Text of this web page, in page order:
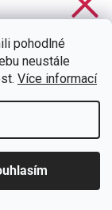
pohodlné
neustále
Více informací